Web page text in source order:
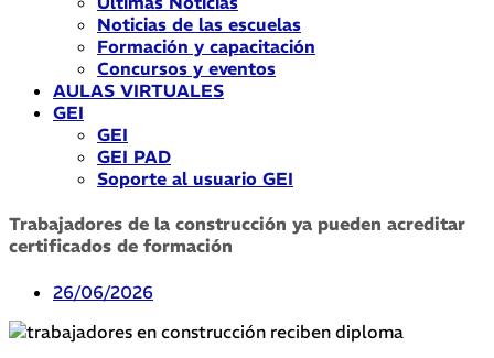
Noticias de las escuelas
Formación y capacitación
Concursos y eventos
AULAS VIRTUALES
GEI
GEI
GEI PAD
Soporte al usuario GEI
Trabajadores de la construcción ya pueden acreditar
certificados de formación
26/06/2026